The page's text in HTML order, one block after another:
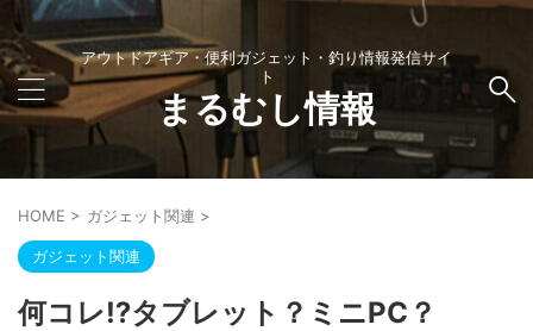
アウトドアギア・便利ガジェット・釣り情報発信サイ
ト
まるむし情報
HOME > ガジェット関連 >
ガジェット関連
何コレ⁉タブレット？ミニPC？